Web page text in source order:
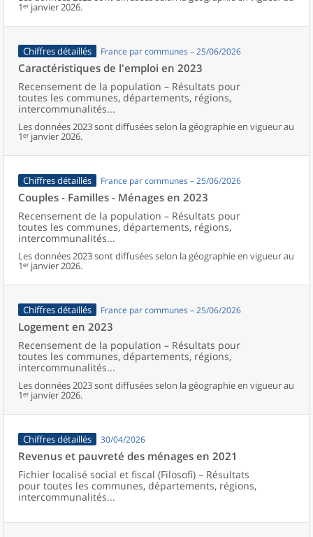
1ᵉʳ janvier 2026.
Chiffres détaillés France par communes – 25/06/2026
Caractéristiques de l'emploi en 2023
Recensement de la population – Résultats pour
toutes les communes, départements, régions,
intercommunalités...
Les données 2023 sont diffusées selon la géographie en vigueur au
1ᵉʳ janvier 2026.
Chiffres détaillés France par communes – 25/06/2026
Couples - Familles - Ménages en 2023
Recensement de la population – Résultats pour
toutes les communes, départements, régions,
intercommunalités...
Les données 2023 sont diffusées selon la géographie en vigueur au
1ᵉʳ janvier 2026.
Chiffres détaillés France par communes – 25/06/2026
Logement en 2023
Recensement de la population – Résultats pour
toutes les communes, départements, régions,
intercommunalités...
Les données 2023 sont diffusées selon la géographie en vigueur au
1ᵉʳ janvier 2026.
Chiffres détaillés 30/04/2026
Revenus et pauvreté des ménages en 2021
Fichier localisé social et fiscal (Filosofi) – Résultats
pour toutes les communes, départements, régions,
intercommunalités...